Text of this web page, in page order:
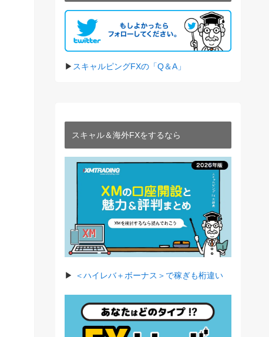
▶︎ スキャルピングFXの「Q＆A」
スキャル＆海外FXをするなら
▶︎ ＜ハイレバ＋ボーナス＞で稼ぎも桁違い